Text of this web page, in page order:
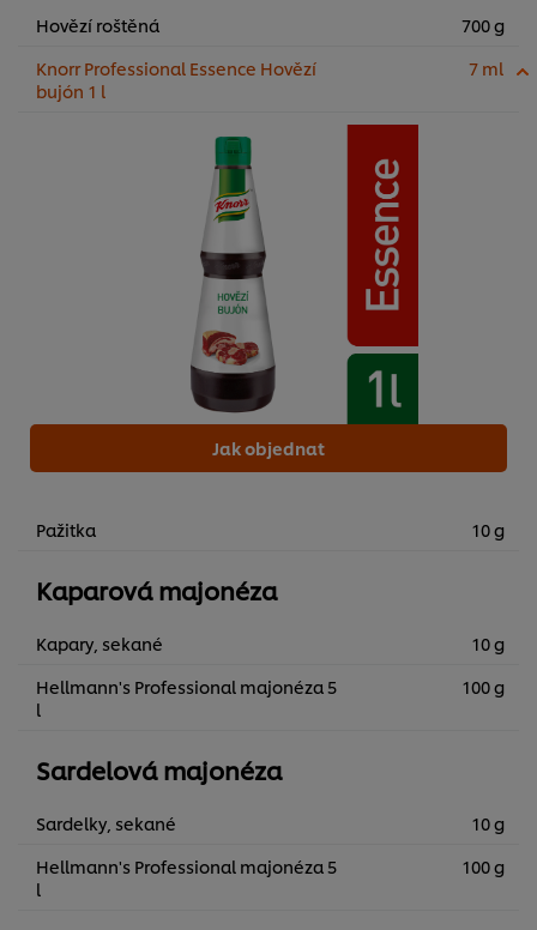
Hovězí roštěná
700 g
Knorr Professional Essence Hovězí
bujón 1 l
7 ml
Jak objednat
Pažitka 10 g
Kaparová majonéza
Kapary, sekané
10 g
Hellmann's Professional majonéza 5
l
100 g
Sardelová majonéza
Sardelky, sekané
10 g
Hellmann's Professional majonéza 5
l
100 g